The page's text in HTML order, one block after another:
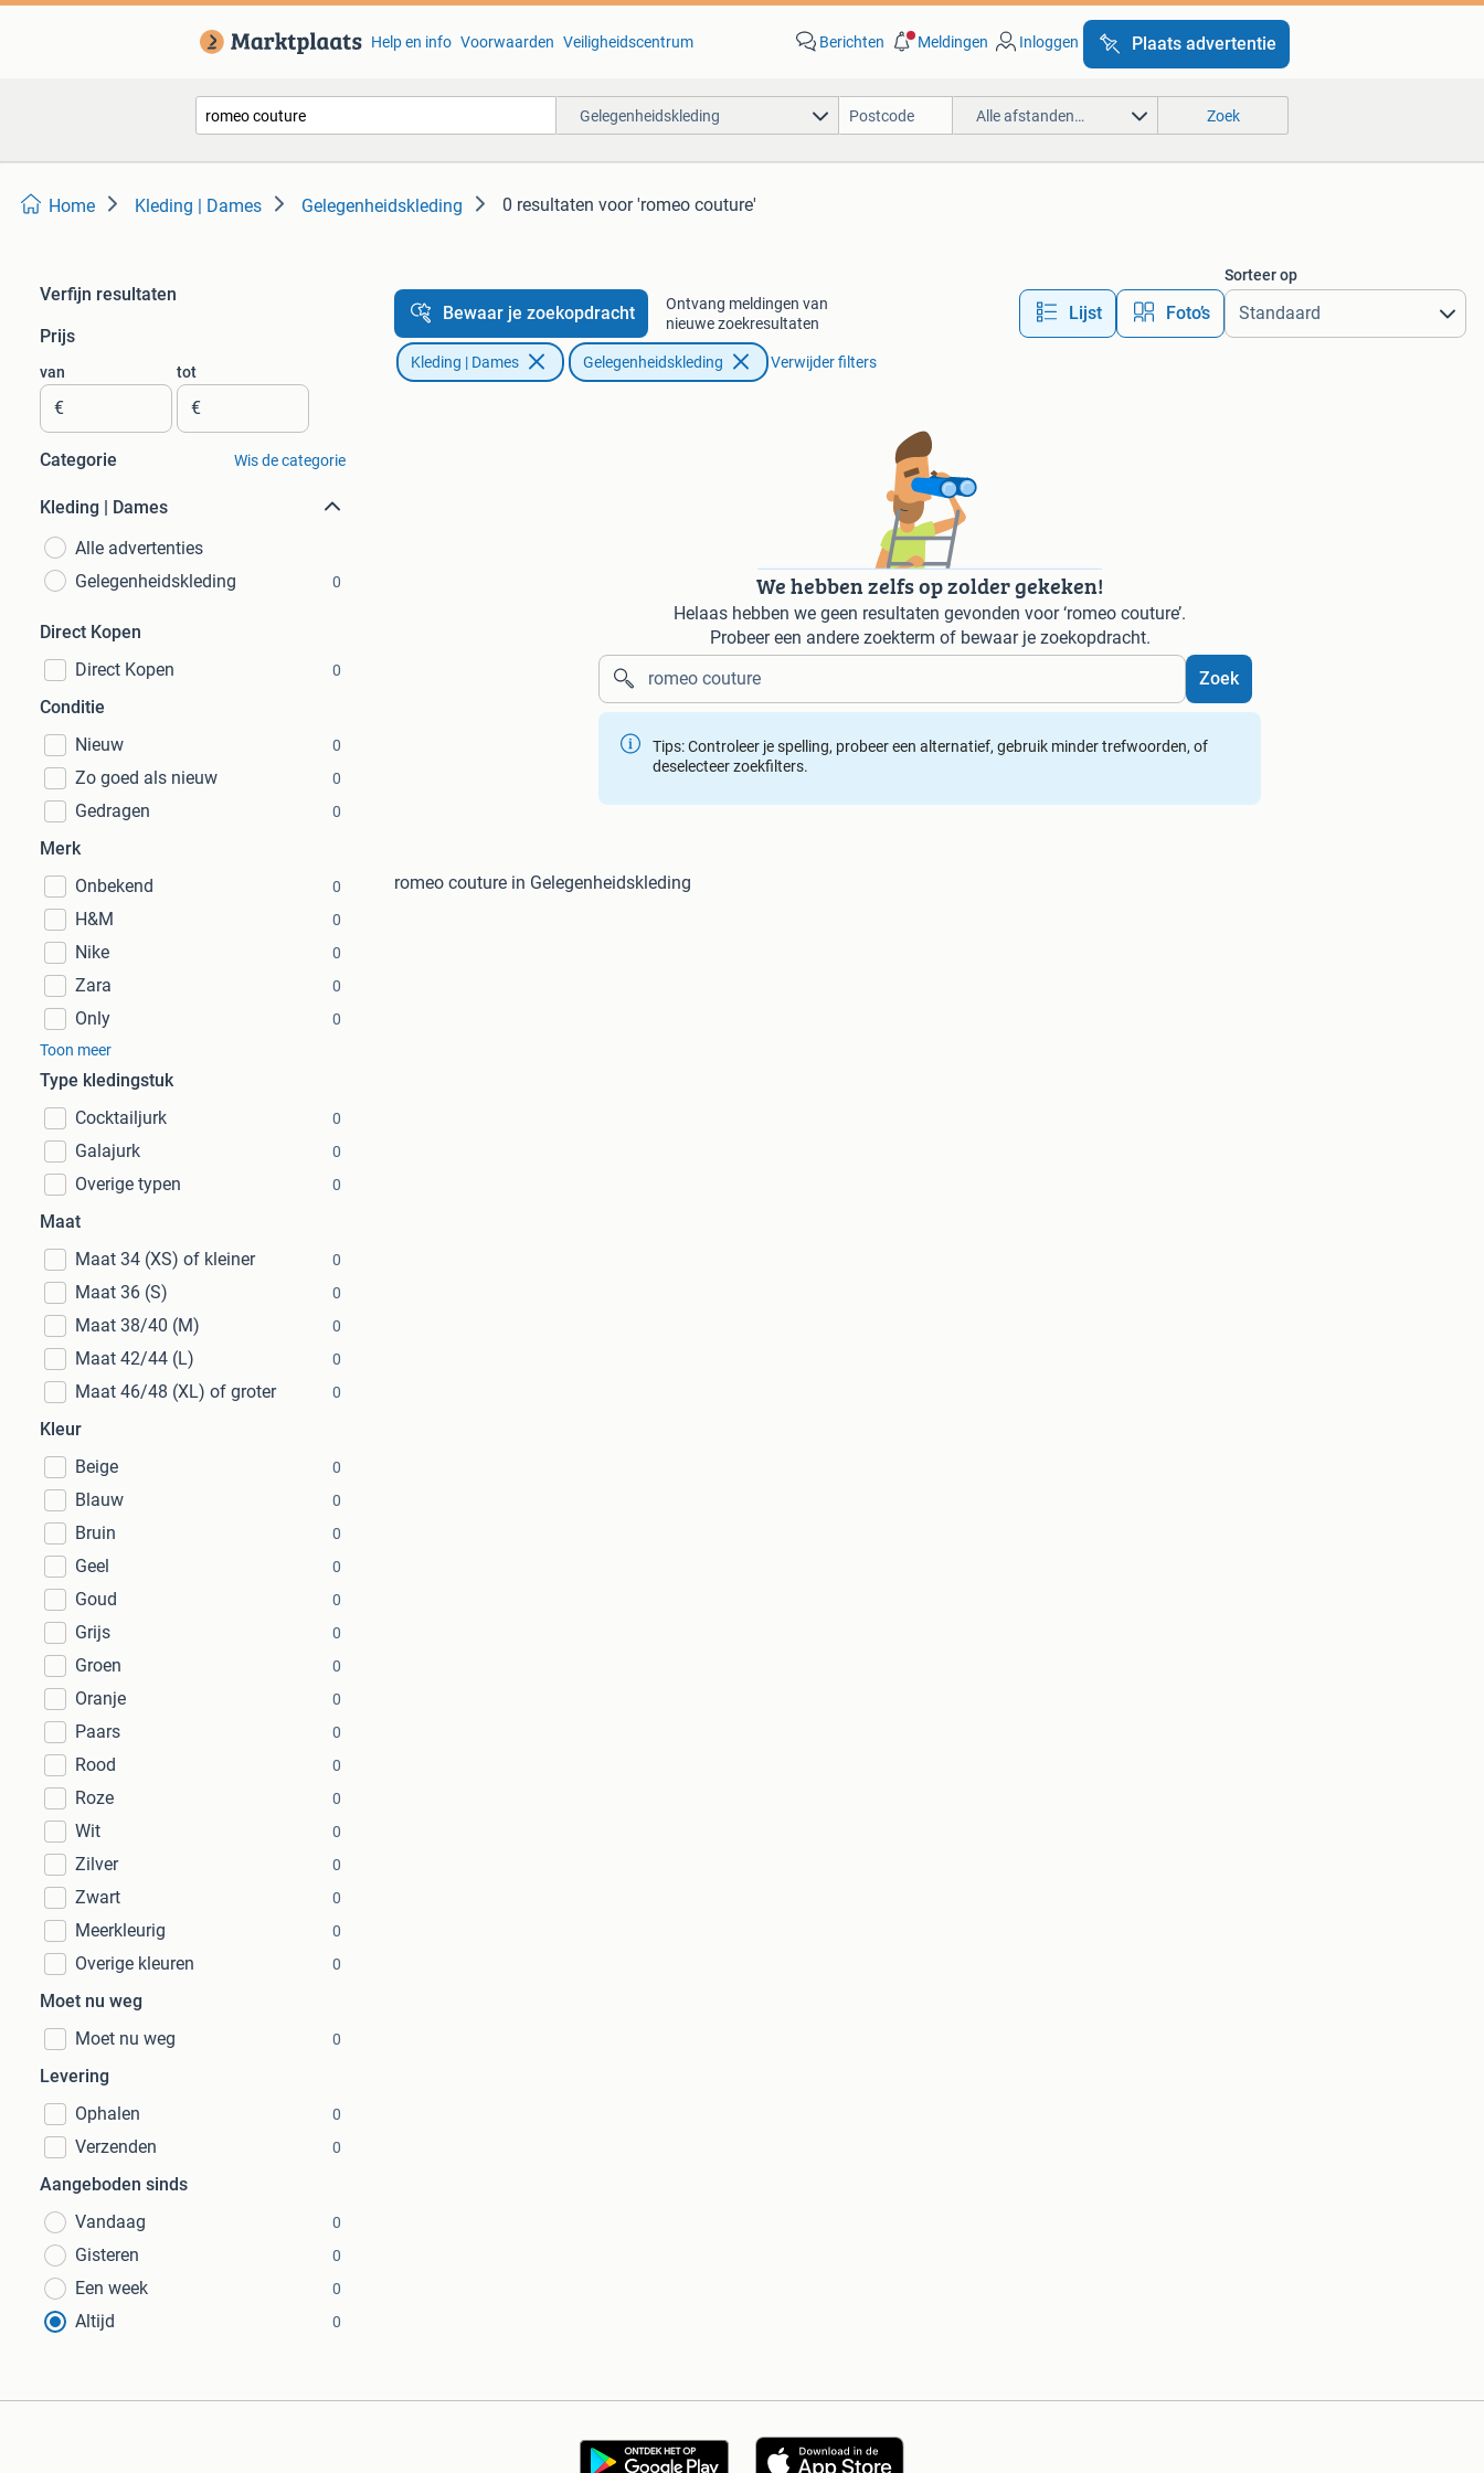
Help en info Voorwaarden Veiligheidscentrum Berichten Meldingen Inloggen Plaats advertentie
Gelegenheidskleding Alle afstanden… Zoek
Home Kleding | Dames Gelegenheidskleding 0 resultaten voor 'romeo couture'
Verfijn resultaten
Prijs
van
€
tot
€
Categorie Wis de categorie
Kleding | Dames
Alle advertenties
Gelegenheidskleding
0
Direct Kopen
Direct Kopen
0
Conditie
Nieuw
0
Zo goed als nieuw 0
Gedragen 0
Merk
Onbekend
0
H&M 0
Nike 0
Zara 0
Only
0
Toon meer
Type kledingstuk
Cocktailjurk
0
Galajurk 0
Overige typen 0
Maat
Maat 34 (XS) of kleiner
0
Maat 36 (S) 0
Maat 38/40 (M) 0
Maat 42/44 (L) 0
Maat 46/48 (XL) of groter 0
Kleur
Beige
0
Blauw 0
Bruin 0
Geel 0
Goud 0
Grijs 0
Groen 0
Oranje 0
Paars 0
Rood 0
Roze 0
Wit 0
Zilver 0
Zwart 0
Meerkleurig 0
Overige kleuren 0
Moet nu weg
Moet nu weg
0
Levering
Ophalen
0
Verzenden 0
Aangeboden sinds
Vandaag
0
Gisteren 0
Een week 0
Altijd 0
Bewaar je zoekopdracht
Ontvang meldingen van
nieuwe zoekresultaten
Lijst Foto’s
Sorteer op
Kleding | Dames Gelegenheidskleding Verwijder filters
We hebben zelfs op zolder gekeken!
Helaas hebben we geen resultaten gevonden voor ‘romeo couture’.
Probeer een andere zoekterm of bewaar je zoekopdracht.
Zoek
Tips: Controleer je spelling, probeer een alternatief, gebruik minder trefwoorden, of
deselecteer zoekfilters.
romeo couture in Gelegenheidskleding